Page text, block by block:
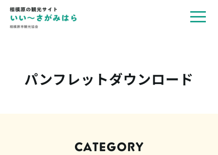
パンフレットダウンロード
CATEGORY